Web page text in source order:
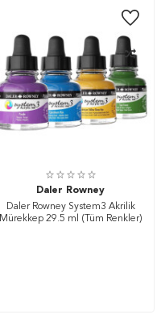
Daler Rowney
Daler Rowney System3 Akrilik
Mürekkep 29.5 ml (Tüm Renkler)